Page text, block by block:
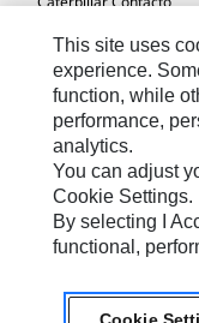
Mis Preferencias De
Site Map
Cookie Settings
Legal
Privacy
US- Español© 2026
This site uses
experience.
function, while
performance,
analytics.
You can adjust
Cookie Settings.
By selecting I
functional,